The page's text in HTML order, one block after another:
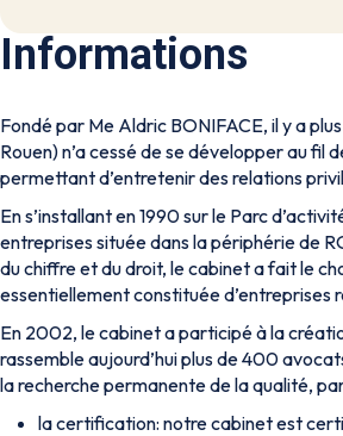
Informations
Fondé par Me Aldric BONIFACE, il y a
Rouen) n’a cessé de se développer au fil
permettant d’entretenir des relations
En s’installant en 1990 sur le Parc
entreprises située dans la périphérie de
du chiffre et du droit, le cabinet a fait le
essentiellement constituée d’entreprises
En 2002, le cabinet a participé à la
rassemble aujourd’hui plus de 400
la recherche permanente de la qualité,
la certification: notre cabinet est